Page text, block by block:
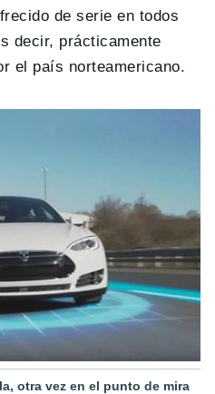
de serie en todos
decir, prácticamente
el país norteamericano.
otra vez en el punto de mira